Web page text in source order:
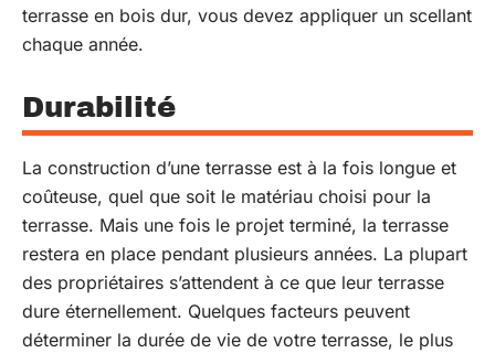
terrasse en bois dur, vous devez appliquer un scellant
chaque année.
Durabilité
La construction d’une terrasse est à la fois longue et
coûteuse, quel que soit le matériau choisi pour la
terrasse. Mais une fois le projet terminé, la terrasse
restera en place pendant plusieurs années. La plupart
des propriétaires s’attendent à ce que leur terrasse
dure éternellement. Quelques facteurs peuvent
déterminer la durée de vie de votre terrasse, le plus